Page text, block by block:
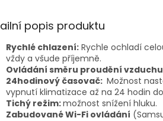
popis produktu
Rychlé chlazení: Rychle ochladí
vždy a všude příjemně.
Ovládání směru proudění
24hodinový časovač: Možnost
vypnutí klimatizace až na 24 hodin
Tichý režim:možnost snížení hluku.
Zabudované Wi-Fi ovládání